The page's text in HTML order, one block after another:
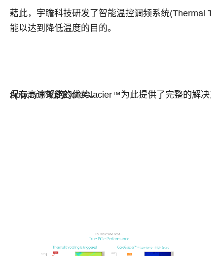
藉此，宇瞻科技研发了智能温控调频系统(Thermal
能以达到降低温度的目的。
Apacer宇瞻的CoreGlacier™为此提供了完整的解决方案，不仅可冷却NAND闪存和控制器IC，保持在设定值以下维持正常运作；同时也让SSD储存设备仍保有高速效能的优势。